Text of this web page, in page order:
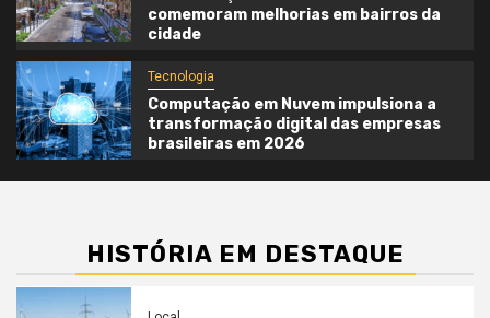
comemoram melhorias em bairros da
cidade
Tecnologia
Computação em Nuvem impulsiona a
transformação digital das empresas
brasileiras em 2026
HISTÓRIA EM DESTAQUE